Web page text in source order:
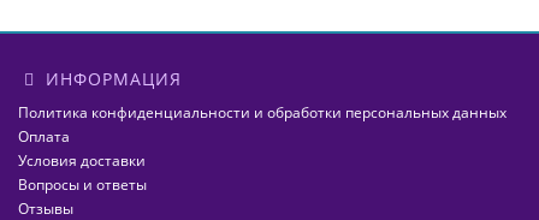
ИНФОРМАЦИЯ
Политика конфиденциальности и обработки персональных данных
Оплата
Условия доставки
Вопросы и ответы
Отзывы